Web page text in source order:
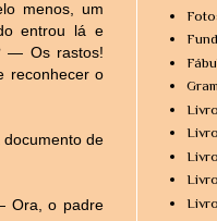
menos, um
entrou lá e
— Os rastos!
reconhecer o
de
Ora, o padre